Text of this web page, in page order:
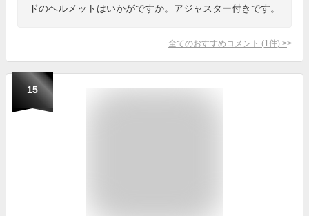
ドのヘルメットはいかがですか。アジャスター付きです。
全てのおすすめコメント (1 件) >
15